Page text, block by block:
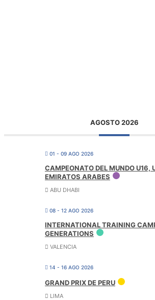
AGOSTO 2026
01 - 09 AGO 2026
CAMPEONATO DEL MUNDO U16,
EMIRATOS ARABES
ABU DHABI
08 - 12 AGO 2026
INTERNATIONAL TRAINING
GENERATIONS
VALENCIA
14 - 16 AGO 2026
GRAND PRIX DE PERU
LIMA